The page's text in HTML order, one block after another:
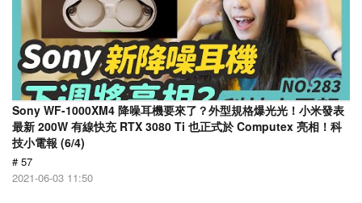
Sony WF-1000XM4 降噪耳機要來了？外型規格爆光光！小米發表
最新 200W 有線快充 RTX 3080 Ti 也正式於 Computex 亮相！科
技小電報 (6/4)
# 57
2021-06-03 11:50